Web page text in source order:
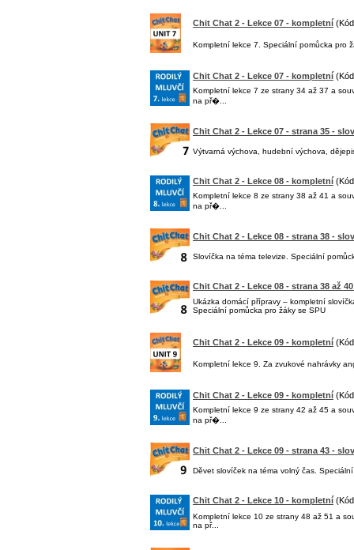
Chit Chat 2 - Lekce 07 - kompletní
Kompletní lekce 7. Speciální pomůcka pro
Chit Chat 2 - Lekce 07 - kompletní
Kompletní lekce 7 ze strany 34 až 37 a
na př�...
Chit Chat 2 - Lekce 07 - strana 35 -
Výtvarná výchova, hudební výchova,
Chit Chat 2 - Lekce 08 - kompletní
Kompletní lekce 8 ze strany 38 až 41 a
na př�...
Chit Chat 2 - Lekce 08 - strana 38 -
Slovíčka na téma televize. Speciální
Chit Chat 2 - Lekce 08 - strana 38 až
Ukázka domácí přípravy – kompletní
Speciální pomůcka pro žáky se SPU
Chit Chat 2 - Lekce 09 - kompletní
Kompletní lekce 9. Za zvukové nahrávky
Chit Chat 2 - Lekce 09 - kompletní
Kompletní lekce 9 ze strany 42 až 45 a
na př�...
Chit Chat 2 - Lekce 09 - strana 43 -
Děvet slovíček na téma volný čas.
Chit Chat 2 - Lekce 10 - kompletní
Kompletní lekce 10 ze strany 48 až 51 a
na př...